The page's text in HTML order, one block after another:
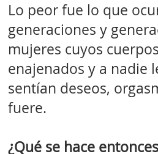
Lo peor fue lo que
generaciones y
mujeres cuyos
enajenados y a nadie
sentían deseos,
fuere.
¿Qué se hace